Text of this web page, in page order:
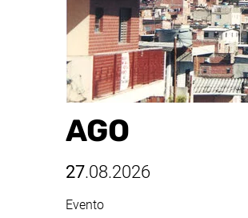
AGO
27.08.2026
Evento